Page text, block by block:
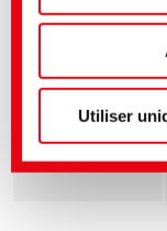
dans notre
Utiliser
Medios afines
Textile Solutions
Dyes and Pigments